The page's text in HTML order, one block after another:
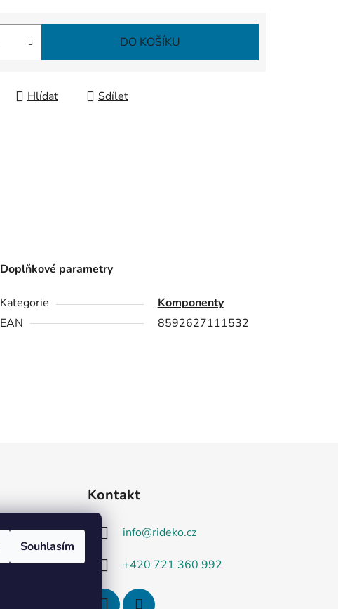
Souhlasím
DO KOŠÍKU
Hlídat Sdílet
Doplňkové parametry
Kategorie
Komponenty
EAN
8592627111532
Kontakt
info@rideko.cz
+420 721 360 992